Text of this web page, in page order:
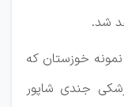
شد.
خوزستان که
پزشکی جندی شاپور